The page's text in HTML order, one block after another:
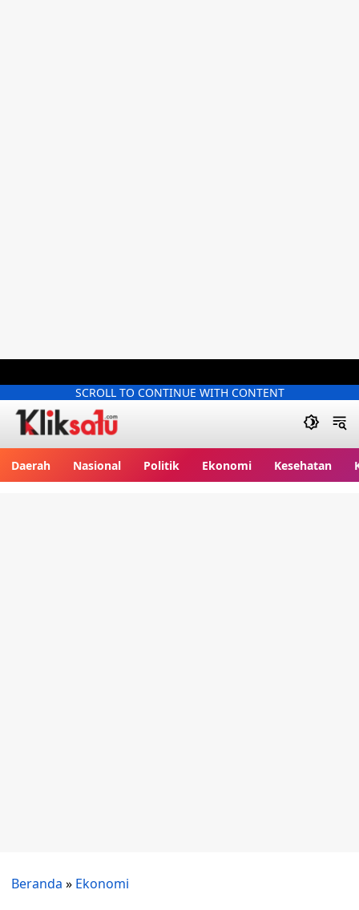
SCROLL TO CONTINUE WITH CONTENT
Daerah Nasional Politik Ekonomi Kesehatan
Beranda » Ekonomi